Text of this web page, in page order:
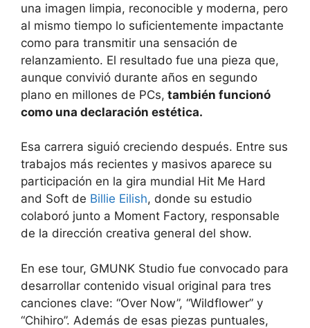
una imagen limpia, reconocible y moderna, pero
al mismo tiempo lo suficientemente impactante
como para transmitir una sensación de
relanzamiento. El resultado fue una pieza que,
aunque convivió durante años en segundo
plano en millones de PCs, también funcionó
como una declaración estética.
Esa carrera siguió creciendo después. Entre sus
trabajos más recientes y masivos aparece su
participación en la gira mundial Hit Me Hard
and Soft de Billie Eilish, donde su estudio
colaboró junto a Moment Factory, responsable
de la dirección creativa general del show.
En ese tour, GMUNK Studio fue convocado para
desarrollar contenido visual original para tres
canciones clave: “Over Now”, “Wildflower” y
“Chihiro”. Además de esas piezas puntuales,